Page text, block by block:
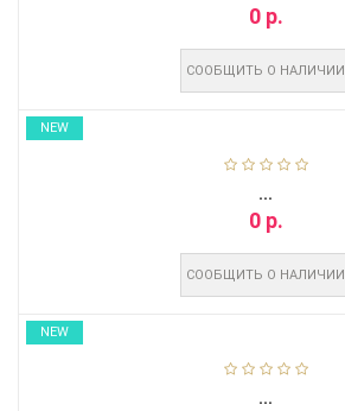
0 р.
СООБЩИТЬ О НАЛИЧИИ
NEW
...
0 р.
СООБЩИТЬ О НАЛИЧИИ
NEW
...